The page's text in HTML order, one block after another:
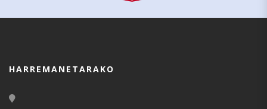
HARREMANETARAKO